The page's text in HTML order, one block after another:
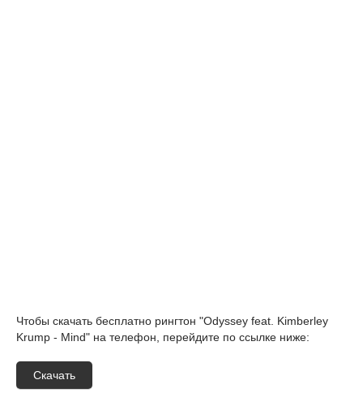
Чтобы скачать бесплатно рингтон "Odyssey feat. Kimberley
Krump - Mind" на телефон, перейдите по ссылке ниже:
Скачать